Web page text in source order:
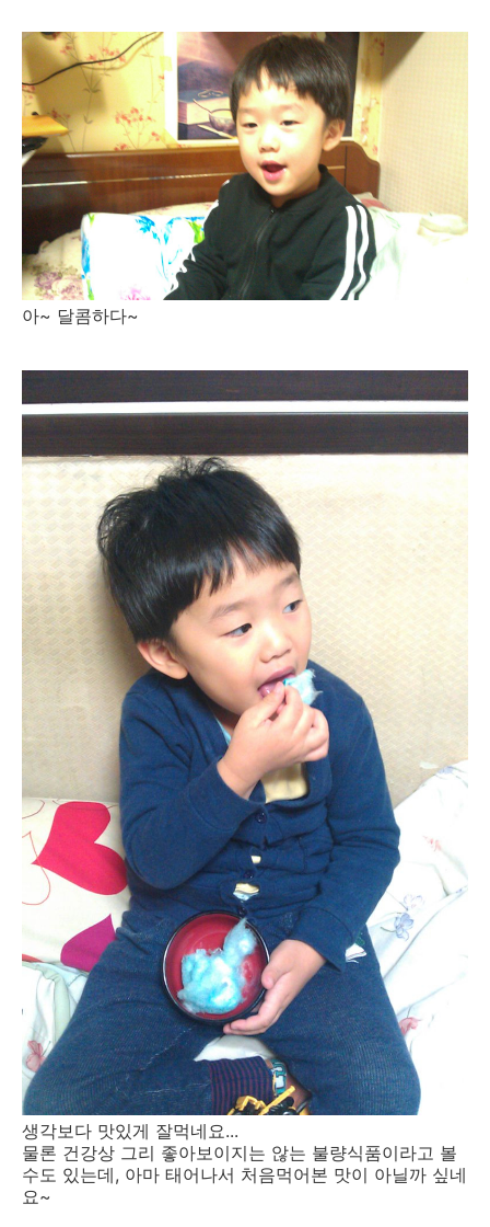
아~ 달콤하다~
생각보다 맛있게 잘먹네요...
물론 건강상 그리 좋아보이지는 않는 불량식품이라고 볼
수도 있는데, 아마 태어나서 처음먹어본 맛이 아닐까 싶네
요~